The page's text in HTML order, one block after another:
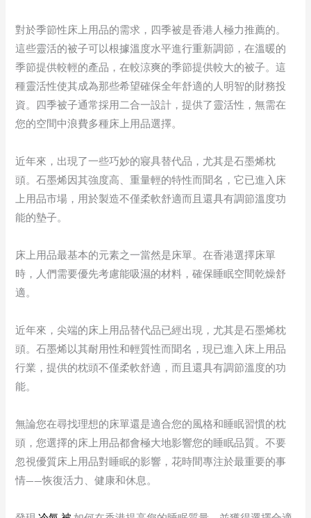
對於季節性床上用品的需求，四季被是香港人極力推薦的。
這些靈活的被子可以根據溫度水平進行重新調節，在溫暖的
季節提供較輕的產品，在較涼爽的季節提供較大的被子。這
種靈活性使其成為那些希望確保全年舒適的人明智的財務投
資。四季被子通常採用二合一設計，提供了靈活性，無需在
您的空間中浪費多種床上用品選擇。
近年來，出現了一些巧妙的寢具替代品，尤其是石墨烯枕
頭。石墨烯因其強度高、重量輕的特性而聞名，它已進入床
上用品市場，用於製造不僅柔軟舒適而且還具有調節溫度功
能的墊子。
床上用品最基本的元素之一當然是床單。在香港選擇床單
時，人們需要優先考慮能吸濕的材料，確保睡眠空間乾燥舒
適。
近年來，尖端的床上用品替代品已經出現，尤其是石墨烯枕
頭。石墨烯以其耐用性和輕質性而聞名，現已進入床上用品
行業，提供的枕頭不僅柔軟舒適，而且還具有調節溫度的功
能。
無論您在尋找理想的床單還是適合您的風格和睡眠習慣的枕
頭，您選擇的床上用品都會極大地影響您的睡眠品質。不要
忽視優質床上用品對睡眠的影響，花時間專注於最重要的事
情——恢復活力、健康和休息。